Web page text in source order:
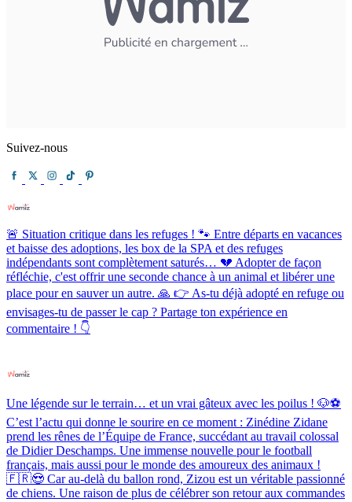
Suivez-nous
🚨 Situation critique dans les refuges ! 🐾 Entre départs en vacances
et baisse des adoptions, les box de la SPA et des refuges
indépendants sont complètement saturés… 💔 Adopter de façon
réfléchie, c'est offrir une seconde chance à un animal et libérer une
place pour en sauver un autre. 🙏 👉 As-tu déjà adopté en refuge ou
envisages-tu de passer le cap ? Partage ton expérience en
commentaire ! 👇
Une légende sur le terrain… et un vrai gâteux avec les poilus ! 🐶⚽️
C’est l’actu qui donne le sourire en ce moment : Zinédine Zidane
prend les rênes de l’Équipe de France, succédant au travail colossal
de Didier Deschamps. Une immense nouvelle pour le football
français, mais aussi pour le monde des amoureux des animaux !
🇫🇷😍 Car au-delà du ballon rond, Zizou est un véritable passionné
de chiens. Une raison de plus de célébrer son retour aux commandes